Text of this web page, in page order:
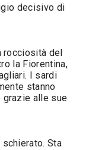
decisivo di
rocciosità del
la Fiorentina,
I sardi
stanno
grazie alle sue
Sta